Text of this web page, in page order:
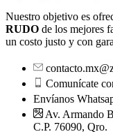
Nuestro objetivo es
RUDO de los mejores
un costo justo y con
Comunícate
Envíanos
Av. Armando
C.P. 76090, Qro.